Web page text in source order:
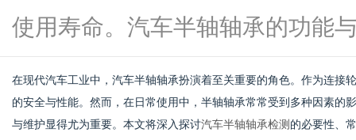
使用寿命。汽车半轴轴承的功能
在现代汽车工业中，汽车半轴轴承扮演着至关重要的角色。作为连接
的安全与性能。然而，在日常使用中，半轴轴承常常受到多种因素的
与维护显得尤为重要。本文将深入探讨汽车半轴轴承检测 的必要性、